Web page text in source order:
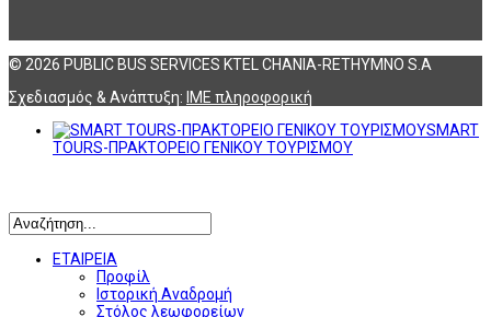
© 2026 PUBLIC BUS SERVICES KTEL CHANIA-RETHYMNO S.A
Σχεδιασμός & Ανάπτυξη: ΙΜΕ πληροφορική
SMART
TOURS-ΠΡΑΚΤΟΡΕΙΟ ΓΕΝΙΚΟΥ ΤΟΥΡΙΣΜΟΥ
ΕΤΑΙΡΕΙΑ
Προφίλ
Ιστορική Αναδρομή
Στόλος λεωφορείων